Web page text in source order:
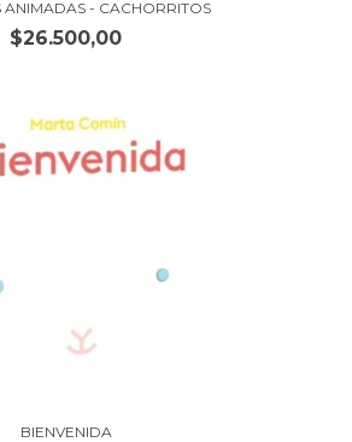
ANIMADAS - CACHORRITOS
$26.500,00
BIENVENIDA